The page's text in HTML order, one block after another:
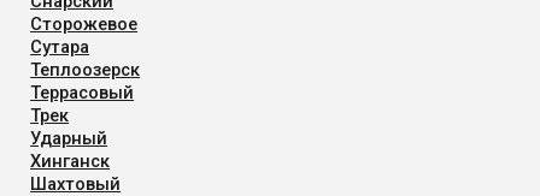
Сторожевое
Сутара
Теплоозерск
Террасовый
Трек
Ударный
Хинганск
Шахтовый